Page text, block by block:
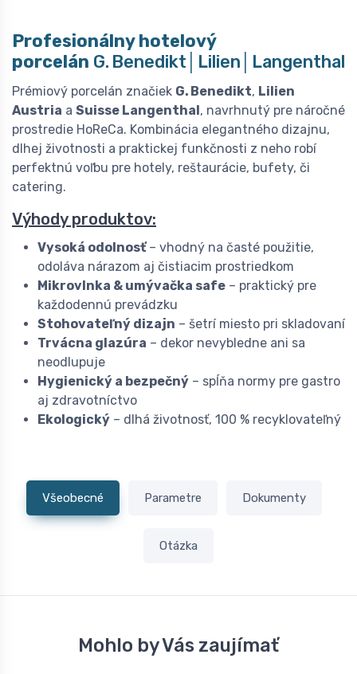
Profesionálny hotelový
porcelán G. Benedikt│Lilien│Langenthal
Prémiový porcelán značiek G. Benedikt, Lilien
Austria a Suisse Langenthal , navrhnutý pre náročné
prostredie HoReCa. Kombinácia elegantného dizajnu,
dlhej životnosti a praktickej funkčnosti z neho robí
perfektnú voľbu pre hotely, reštaurácie, bufety, či
catering.
Výhody produktov:
Vysoká odolnosť– vhodný na časté použitie,
odoláva nárazom aj čistiacim prostriedkom
Mikrovlnka & umývačka safe – praktický pre
každodennú prevádzku
Stohovateľný dizajn – šetrí miesto pri skladovaní
Trvácna glazúra – dekor nevybledne ani sa
neodlupuje
Hygienický a bezpečný – spĺňa normy pre gastro
aj zdravotníctvo
Ekologický – dlhá životnosť, 100 % recyklovateľný
Všeobecné Parametre Dokumenty
Otázka
Mohlo by Vás zaujímať